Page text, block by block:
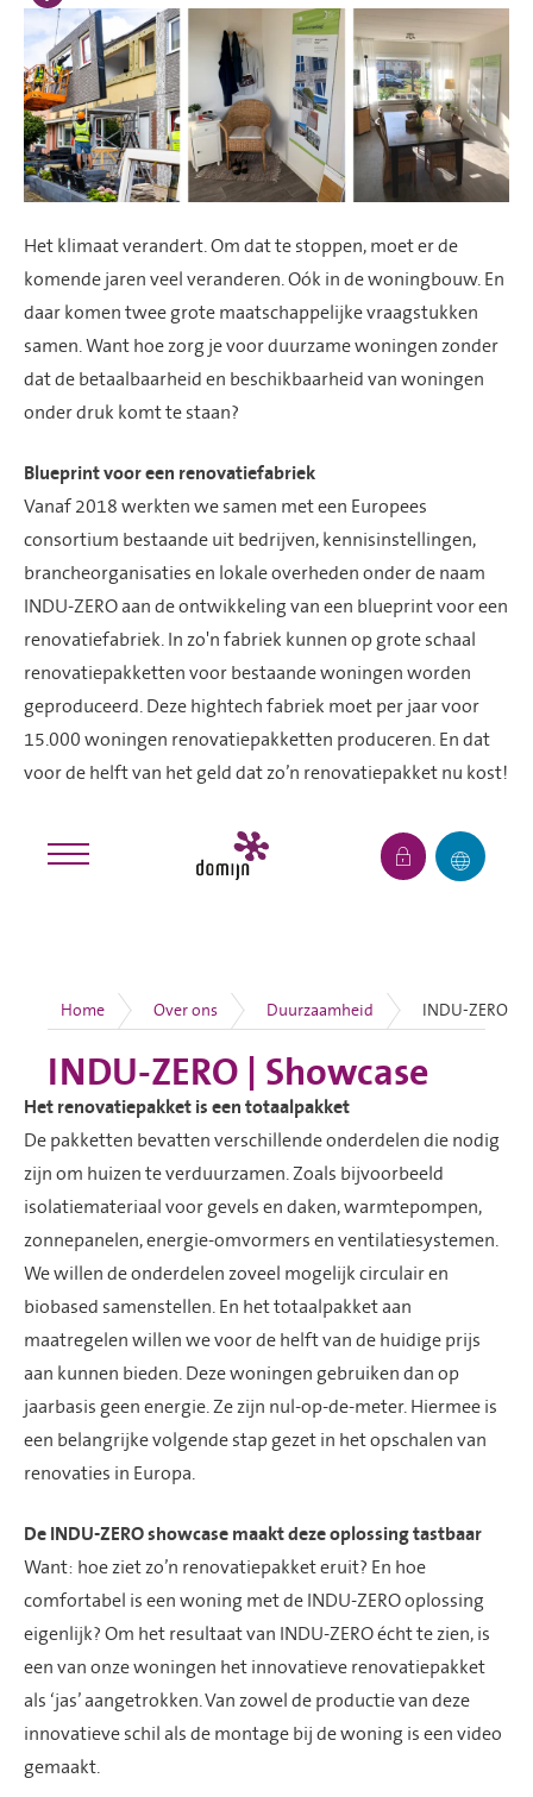
Het klimaat verandert. Om dat te stoppen, moet er de
komende jaren veel veranderen. Oók in de woningbouw. En
daar komen twee grote maatschappelijke vraagstukken
samen. Want hoe zorg je voor duurzame woningen zonder
dat de betaalbaarheid en beschikbaarheid van woningen
onder druk komt te staan?
Blueprint voor een renovatiefabriek
Vanaf 2018 werkten we samen met een Europees
consortium bestaande uit bedrijven, kennisinstellingen,
brancheorganisaties en lokale overheden onder de naam
INDU-ZERO aan de ontwikkeling van een blueprint voor een
renovatiefabriek. In zo'n fabriek kunnen op grote schaal
renovatiepakketten voor bestaande woningen worden
geproduceerd. Deze hightech fabriek moet per jaar voor
15.000 woningen renovatiepakketten produceren. En dat
voor de helft van het geld dat zo’n renovatiepakket nu kost!
Het renovatiepakket is een totaalpakket
De pakketten bevatten verschillende onderdelen die nodig
zijn om huizen te verduurzamen. Zoals bijvoorbeeld
isolatiemateriaal voor gevels en daken, warmtepompen,
zonnepanelen, energie-omvormers en ventilatiesystemen.
We willen de onderdelen zoveel mogelijk circulair en
biobased samenstellen. En het totaalpakket aan
maatregelen willen we voor de helft van de huidige prijs
aan kunnen bieden. Deze woningen gebruiken dan op
jaarbasis geen energie. Ze zijn nul-op-de-meter. Hiermee is
een belangrijke volgende stap gezet in het opschalen van
renovaties in Europa.
De INDU-ZERO showcase maakt deze oplossing tastbaar
Want: hoe ziet zo’n renovatiepakket eruit? En hoe
comfortabel is een woning met de INDU-ZERO oplossing
eigenlijk? Om het resultaat van INDU-ZERO écht te zien, is
een van onze woningen het innovatieve renovatiepakket
als ‘jas’ aangetrokken. Van zowel de productie van deze
innovatieve schil als de montage bij de woning is een video
gemaakt.